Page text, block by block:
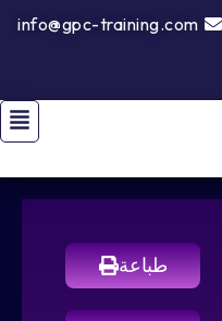
info@gpc-training.com
طباعة